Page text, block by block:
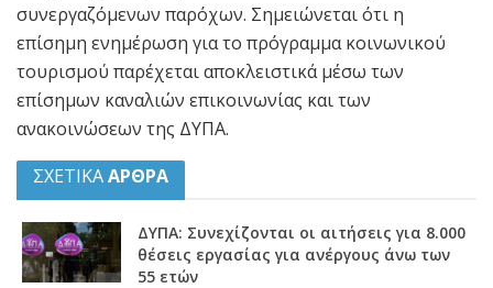
συνεργαζόμενων παρόχων. Σημειώνεται ότι η
επίσημη ενημέρωση για το πρόγραμμα κοινωνικού
τουρισμού παρέχεται αποκλειστικά μέσω των
επίσημων καναλιών επικοινωνίας και των
ανακοινώσεων της ΔΥΠΑ.
ΣΧΕΤΙΚΑΑΡΘΡΑ
ΔΥΠΑ: Συνεχίζονται οι αιτήσεις για 8.000
θέσεις εργασίας για ανέργους άνω των
55 ετών